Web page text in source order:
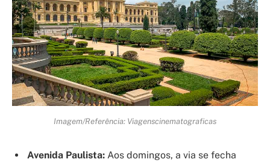
Imagem/Referência: Viagenscinematograficas
Avenida Paulista: Aos domingos, a via se fecha